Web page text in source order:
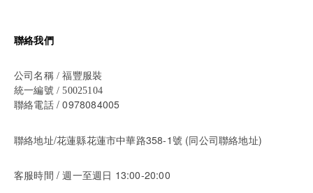
聯絡我們
公司名稱 / 福豐服裝
統一編號 / 50025104
聯絡電話/ 0978084005
聯絡地址/花蓮縣花蓮市中華路358-1號 (同公司聯絡地址)
客服時間 / 週一至週日 13:00-20:00